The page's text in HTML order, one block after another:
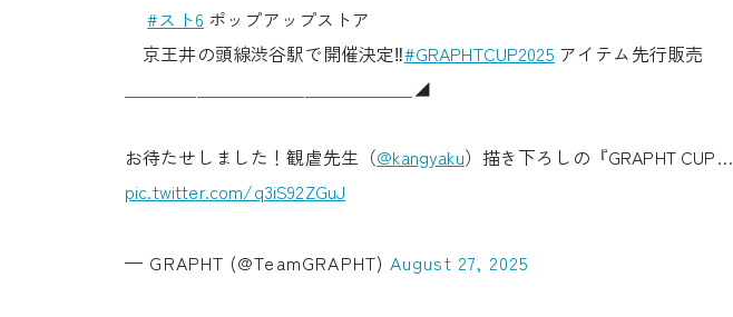
#スト6 ポップアップストア
京王井の頭線渋谷駅で開催決定‼#GRAPHTCUP2025 アイテム先行販売
＿＿＿＿＿＿＿＿＿＿＿＿＿＿＿＿◢
お待たせしました！観虐先生（@kangyaku）描き下ろしの『GRAPHT CUP…
pic.twitter.com/q3iS92ZGuJ
— GRAPHT (@TeamGRAPHT) August 27, 2025